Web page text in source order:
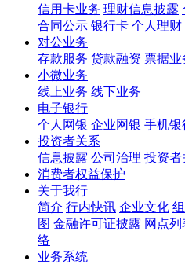
信用卡业务 理财信息披露
合同公示 银行卡 个人理财
对公业务
存款服务 贷款融资 票据业
小微业务
线上业务 线下业务
电子银行
个人网银 企业网银 手机银
投资者关系
信息披露 公司治理 投资者
消费者权益保护
关于我行
简介 行内快讯 企业文化
图 金融许可证披露 网点列
络
业务系统